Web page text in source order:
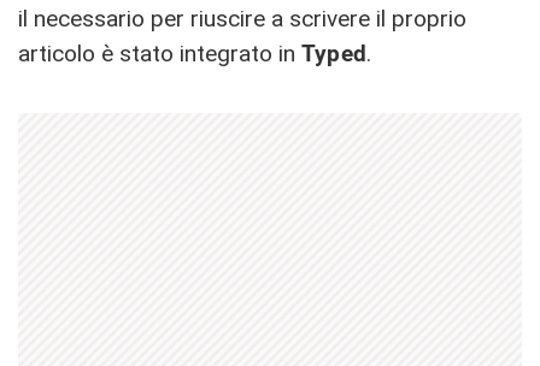
il necessario per riuscire a scrivere il proprio
articolo è stato integrato in Typed.